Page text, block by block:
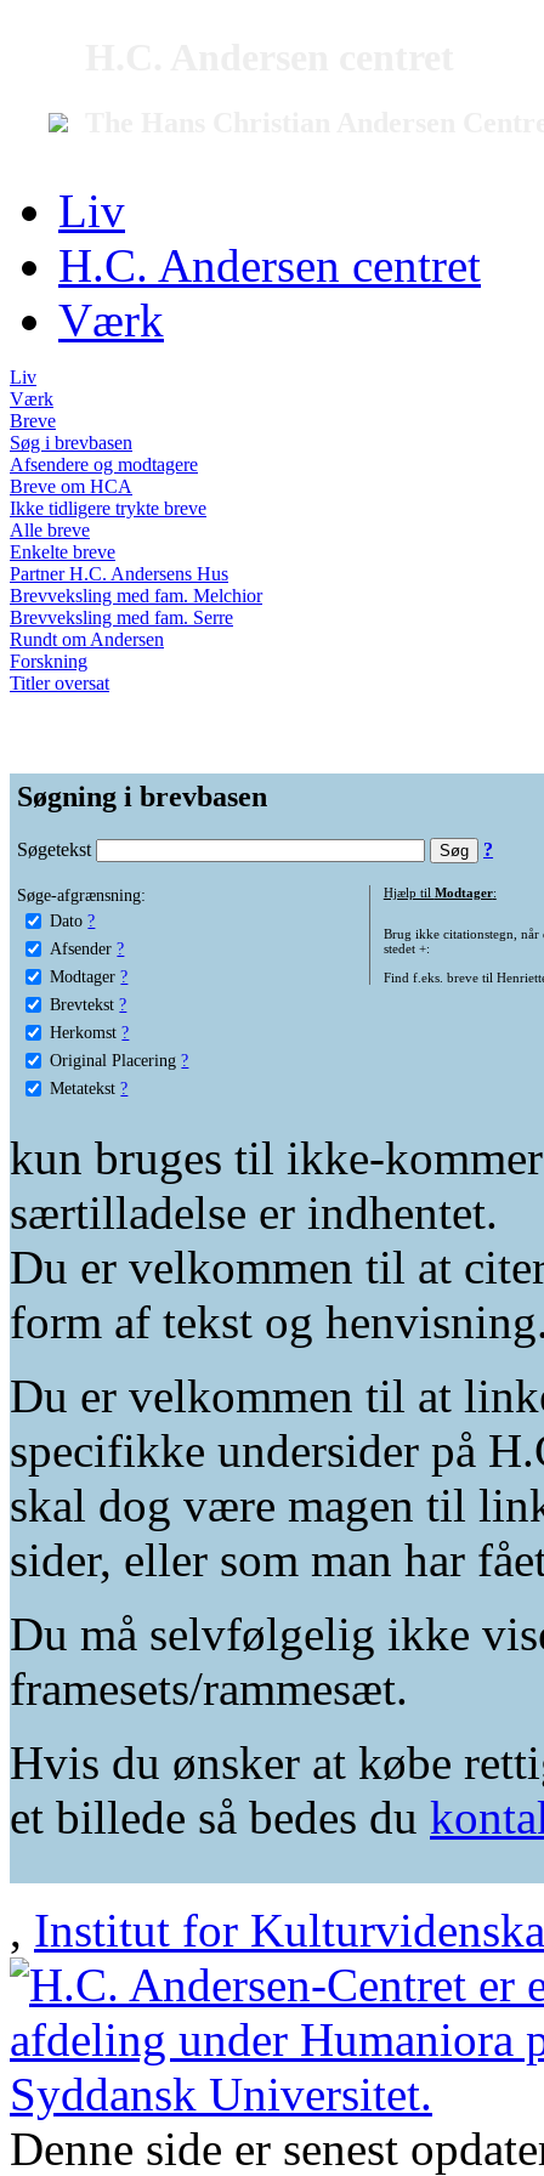
Liv
H.C. Andersen centret
Værk
Liv
Værk
Breve
Søg i brevbasen
Afsendere og modtagere
Breve om HCA
Ikke tidligere trykte breve
Alle breve
Enkelte breve
Partner H.C. Andersens Hus
Brevveksling med fam. Melchior
Brevveksling med fam. Serre
Rundt om Andersen
Forskning
Titler oversat
Søgning i brevbasen
Søgetekst ?
Søge-afgrænsning:
Dato ?
Afsender ?
Modtager ?
Brevtekst ?
Herkomst ?
Original Placering ?
Metatekst ?
Hjælp til Modtager:
Brug ikke citationstegn, når
stedet +:
Find f.eks. breve til
kun bruges til ikke-
særtilladelse er indhentet.
Du er velkommen til at
form af tekst og
Du er velkommen til at
specifikke undersider på
skal dog være magen til
sider, eller som man har
Du må selvfølgelig ikke
framesets/rammesæt.
Hvis du ønsker at købe
et billede så bedes du
, Institut for
Denne side er senest